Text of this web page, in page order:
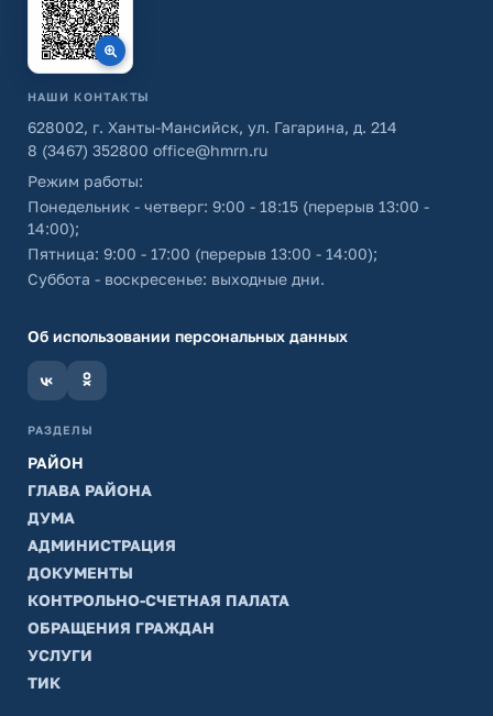
НАШИ КОНТАКТЫ
628002, г. Ханты-Мансийск, ул. Гагарина, д. 214
8 (3467) 352800 office@hmrn.ru
Режим работы:
Понедельник - четверг: 9:00 - 18:15 (перерыв 13:00 -
14:00);
Пятница: 9:00 - 17:00 (перерыв 13:00 - 14:00);
Суббота - воскресенье: выходные дни.
Об использовании персональных данных
РАЗДЕЛЫ
РАЙОН
ГЛАВА РАЙОНА
ДУМА
АДМИНИСТРАЦИЯ
ДОКУМЕНТЫ
КОНТРОЛЬНО-СЧЕТНАЯ ПАЛАТА
ОБРАЩЕНИЯ ГРАЖДАН
УСЛУГИ
ТИК